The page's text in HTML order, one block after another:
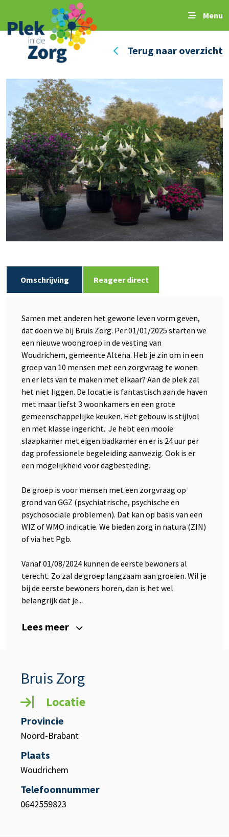
Menu
Terug naar overzicht
Omschrijving Reageer direct
Samen met anderen het gewone leven vorm geven,
dat doen we bij Bruis Zorg. Per 01/01/2025 starten we
een nieuwe woongroep in de vesting van
Woudrichem, gemeente Altena. Heb je zin om in een
groep van 10 mensen met een zorgvraag te wonen
en er iets van te maken met elkaar? Aan de plek zal
het niet liggen. De locatie is fantastisch aan de haven
met maar liefst 3 woonkamers en een grote
gemeenschappelijke keuken. Het gebouw is stijlvol
en met klasse ingericht. Je hebt een mooie
slaapkamer met eigen badkamer en er is 24 uur per
dag professionele begeleiding aanwezig. Ook is er
een mogelijkheid voor dagbesteding.
De groep is voor mensen met een zorgvraag op
grond van GGZ (psychiatrische, psychische en
psychosociale problemen). Dat kan op basis van een
WlZ of WMO indicatie. We bieden zorg in natura (ZIN)
of via het Pgb.
Vanaf 01/08/2024 kunnen de eerste bewoners al
terecht. Zo zal de groep langzaam aan groeien. Wil je
bij de eerste bewoners horen, dan is het wel
belangrijk dat je...
Lees meer
Bruis Zorg
Locatie
Provincie
Noord-Brabant
Plaats
Woudrichem
Telefoonnummer
0642559823